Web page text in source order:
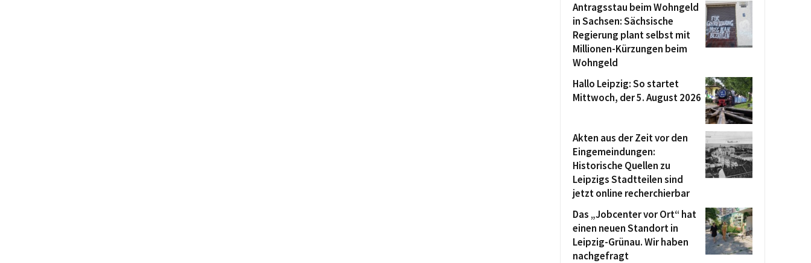
Antragsstau beim Wohngeld
in Sachsen: Sächsische
Regierung plant selbst mit
Millionen-Kürzungen beim
Wohngeld
Hallo Leipzig: So startet
Mittwoch, der 5. August 2026
Akten aus der Zeit vor den
Eingemeindungen:
Historische Quellen zu
Leipzigs Stadtteilen sind
jetzt online recherchierbar
Das „Jobcenter vor Ort“ hat
einen neuen Standort in
Leipzig-Grünau. Wir haben
nachgefragt